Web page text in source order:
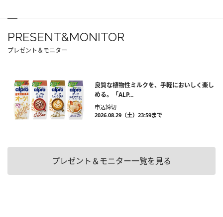
PRESENT&MONITOR
プレゼント＆モニター
良質な植物性ミルクを、手軽においしく楽し
める。「ALP...
申込締切
2026.08.29（土）23:59まで
プレゼント＆モニター一覧を見る